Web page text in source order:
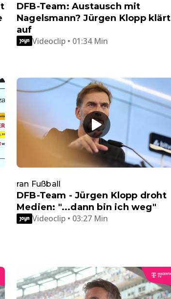
DFB-Team: Austausch mit
Nagelsmann? Jürgen Klopp klärt
auf
Videoclip • 01:34 Min
ran Fußball
DFB-Team - Jürgen Klopp droht
Medien: "...dann bin ich weg"
Videoclip • 03:27 Min